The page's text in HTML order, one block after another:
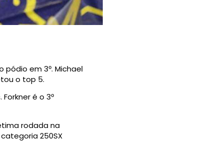
pódio em 3º. Michael
o top 5.
é o 3º
rodada na
250SX